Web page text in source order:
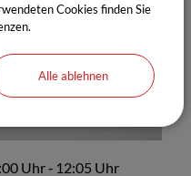
Uhr‐ 12:05 Uhr
Cookies finden Sie
Alle ablehnen